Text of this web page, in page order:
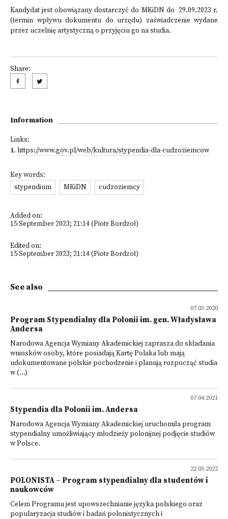
Kandydat jest obowiązany dostarczyć do MKiDN do 29.09.2023 r.
(termin wpływu dokumentu do urzędu) zaświadczenie wydane
przez uczelnię artystyczną o przyjęciu go na studia.
Share:
Information
Links:
1. https://www.gov.pl/web/kultura/stypendia-dla-cudzoziemcow
Key words:
stypendium
MKiDN cudzoziemcy
Added on:
15 September 2023; 21:14 (Piotr Bordzoł)
Edited on:
15 September 2023; 21:14 (Piotr Bordzoł)
See also
07.03.2020
Program Stypendialny dla Polonii im. gen. Władysława
Andersa
Narodowa Agencja Wymiany Akademickiej zaprasza do składania
wniosków osoby, które posiadają Kartę Polaka lub mają
udokumentowane polskie pochodzenie i planują rozpocząć studia
w (...)
07.04.2021
Stypendia dla Polonii im. Andersa
Narodowa Agencja Wymiany Akademickiej uruchomiła program
stypendialny umożliwiający młodzieży polonijnej podjęcie studiów
w Polsce.
22.03.2022
POLONISTA – Program stypendialny dla studentów i
naukowców
Celem Programu jest upowszechnianie języka polskiego oraz
popularyzacja studiów i badań polonistycznych i